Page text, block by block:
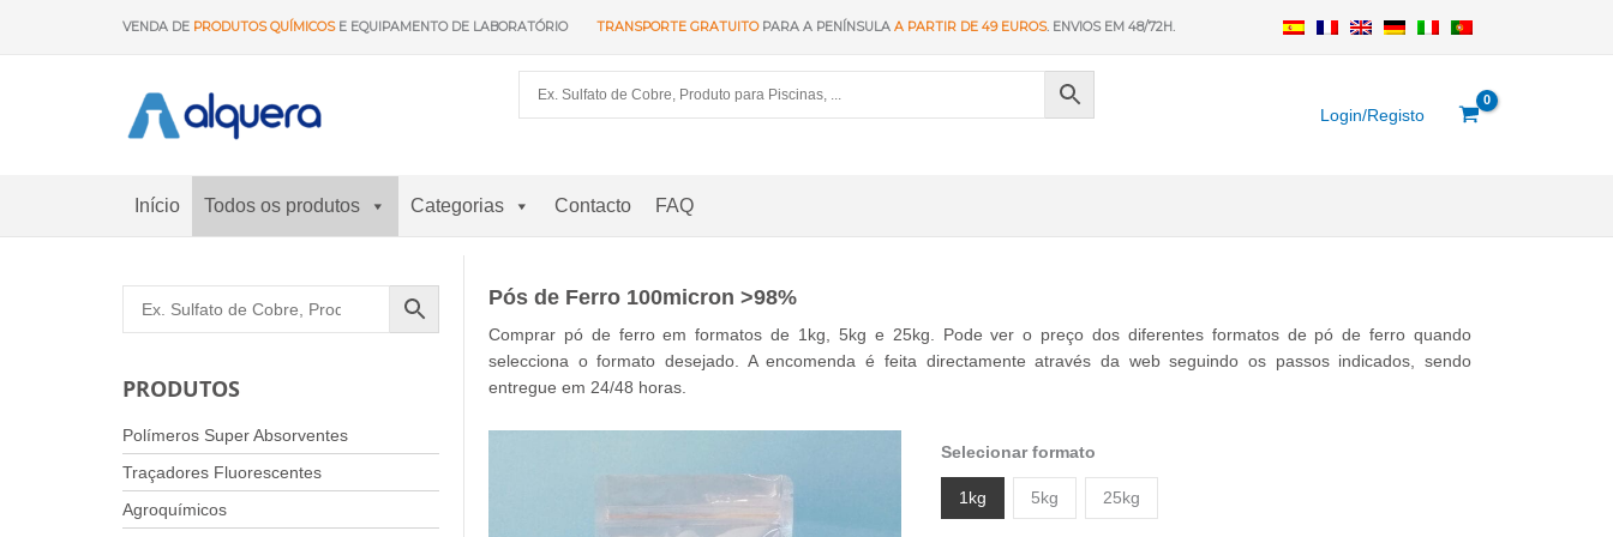
VENDA DE PRODUTOS QUÍMICOSE EQUIPAMENTO DE LABORATÓRIO TRANSPORTE GRATUITOPARA A PENÍNSULA A PARTIR DE 49 EUROS. ENVIOS EM 48/72H.
Login/Registo
Início Todos os produtos Categorias Contacto FAQ
PRODUTOS
Polímeros Super Absorventes
Traçadores Fluorescentes
Agroquímicos
Pós de Ferro 100micron >98%
Comprar pó de ferro em formatos de 1kg, 5kg e 25kg. Pode ver o preço dos diferentes formatos de pó de ferro quando
selecciona o formato desejado. A encomenda é feita directamente através da web seguindo os passos indicados, sendo
entregue em 24/48 horas.
Selecionar formato
1kg 5kg 25kg